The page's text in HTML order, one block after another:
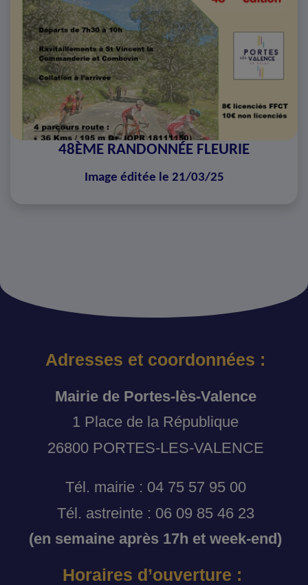
48ÈME RANDONNÉE FLEURIE
Image éditée le 21/03/25
Adresses et coordonnées :
Mairie de Portes-lès-Valence
1 Place de la République
26800 PORTES-LES-VALENCE
Tél. mairie : 04 75 57 95 00
Tél. astreinte : 06 09 85 46 23
(en semaine après 17h et week-end)
Horaires d’ouverture :